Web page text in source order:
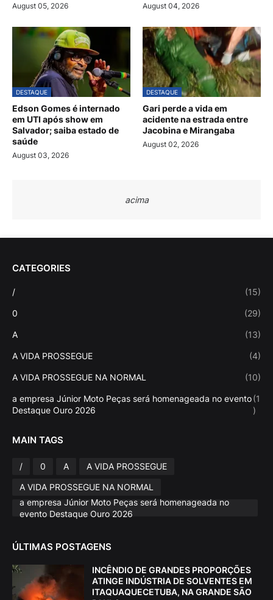
August 05, 2026 August 04, 2026
DESTAQUE
Edson Gomes é internado
em UTI após show em
Salvador; saiba estado de
saúde
August 03, 2026
DESTAQUE
Gari perde a vida em
acidente na estrada entre
Jacobina e Mirangaba
August 02, 2026
acima
CATEGORIES
/ (15)
0 (29)
A (13)
A VIDA PROSSEGUE (4)
A VIDA PROSSEGUE NA NORMAL (10)
a empresa Júnior Moto Peças será homenageada no evento
Destaque Ouro 2026
(1
)
MAIN TAGS
/ 0 A
A VIDA PROSSEGUE
A VIDA PROSSEGUE NA NORMAL
a empresa Júnior Moto Peças será homenageada no
evento Destaque Ouro 2026
ÚLTIMAS POSTAGENS
INCÊNDIO DE GRANDES PROPORÇÕES
ATINGE INDÚSTRIA DE SOLVENTES EM
ITAQUAQUECETUBA, NA GRANDE SÃO